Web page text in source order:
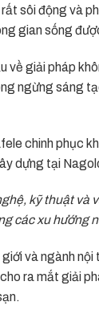
sôi động và
gian sống
về giải pháp
ngừng sáng
dựng tại
kỹ thuật và
các xu hướng
và ngành
ra mắt giải